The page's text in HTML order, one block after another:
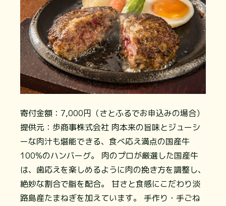
寄付金額：7,000円（さとふるでお申込みの場合）
提供元：歩商事株式会社 肉本来の旨味とジューシ
ーな肉汁も堪能できる、食べ応え満点の国産牛
100%のハンバーグ。 肉のプロが厳選した国産牛
は、歯応えを楽しめるように肉の挽き方を調整し、
絶妙な割合で脂を配合。 甘さと食感にこだわり淡
路島産たまねぎを加えています。 手作り・手ごね